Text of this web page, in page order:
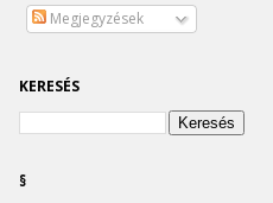
Megjegyzések
KERESÉS
§